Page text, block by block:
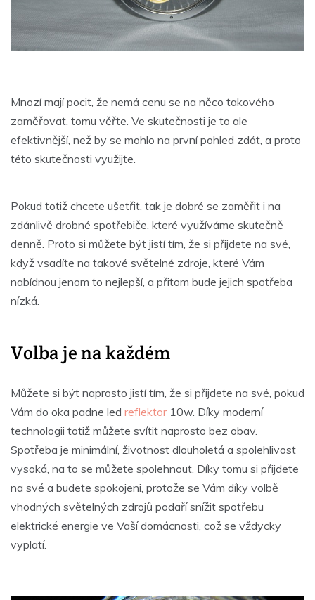
Mnozí mají pocit, že nemá cenu se na něco takového
zaměřovat, tomu věřte. Ve skutečnosti je to ale
efektivnější, než by se mohlo na první pohled zdát, a proto
této skutečnosti využijte.
Pokud totiž chcete ušetřit, tak je dobré se zaměřit i na
zdánlivě drobné spotřebiče, které využíváme skutečně
denně. Proto si můžete být jistí tím, že si přijdete na své,
když vsadíte na takové světelné zdroje, které Vám
nabídnou jenom to nejlepší, a přitom bude jejich spotřeba
nízká.
Volba je na každém
Můžete si být naprosto jistí tím, že si přijdete na své, pokud
Vám do oka padne led reflektor10w. Díky moderní
technologii totiž můžete svítit naprosto bez obav.
Spotřeba je minimální, životnost dlouholetá a spolehlivost
vysoká, na to se můžete spolehnout. Díky tomu si přijdete
na své a budete spokojeni, protože se Vám díky volbě
vhodných světelných zdrojů podaří snížit spotřebu
elektrické energie ve Vaší domácnosti, což se vždycky
vyplatí.